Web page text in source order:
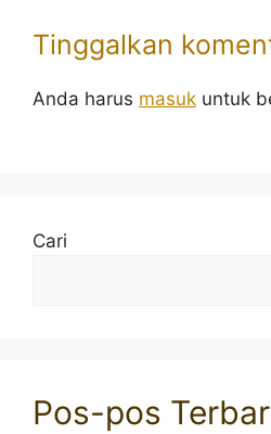
Tinggalkan
Anda harus masuk untuk
Cari
Pos-pos